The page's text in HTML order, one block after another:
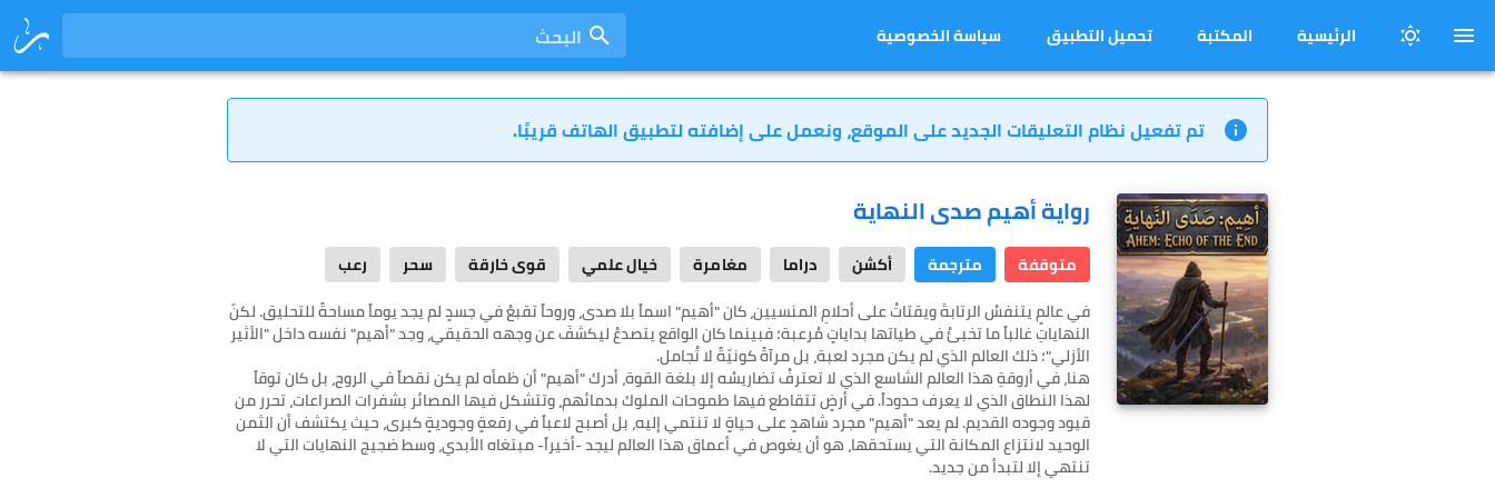
الرئيسية المكتبة تحميل التطبيق سياسة الخصوصية البحث
تم تفعيل نظام التعليقات الجديد على الموقع، ونعمل على إضافته لتطبيق الهاتف قريبًا.
رواية أهيم صدى النهاية
متوقفة مترجمة أكشن دراما مغامرة خيال علمي قوى خارقة سحر
رعب
في عالمٍ يتنفسُ الرتابةَ ويقتاتُ على أحلامِ المنسيين، كان "أهيم" اسماً بلا صدى، وروحاً تقبعُ في جسدٍ لم يجد يوماً مساحةً للتحليق. لكنّ
النهاياتِ غالباً ما تخبئُ في طياتها بداياتٍ مُرعبة؛ فبينما كان الواقع يتصدعُ ليكشفَ عن وجهه الحقيقي، وجد "أهيم" نفسه داخل "الأثير
​هنا، في أروقةِ هذا العالم الشاسع الذي لا تعترفُ تضاريسُه إلا بلغة القوة، أدرك "أهيم" أن ظمأه لم يكن نقصاً في الروح، بل كان توقاً
لهذا النطاق الذي لا يعرف حدوداً. في أرضٍ تتقاطع فيها طموحات الملوك بدمائهم، وتتشكل فيها المصائر بشفرات الصراعات، تحرر من
قيود وجوده القديم. لم يعد "أهيم" مجرد شاهدٍ على حياةٍ لا تنتمي إليه، بل أصبح لاعباً في رقعةٍ وجوديةٍ كبرى، حيث يكتشف أن الثمن
الوحيد لانتزاع المكانة التي يستحقها، هو أن يغوص في أعماق هذا العالم ليجد -أخيراً- مبتغاه الأبدي، وسط ضجيج النهايات التي لا
تنتهي إلا لتبدأ من جديد.